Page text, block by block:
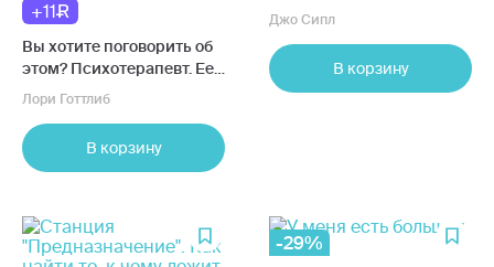
+11
Вы хотите поговорить об
этом? Психотерапевт. Ее
клиенты. И правда,
других и самих себя
Лори Готтлиб
В корзину
Джо Сипл
В корзину
-29%